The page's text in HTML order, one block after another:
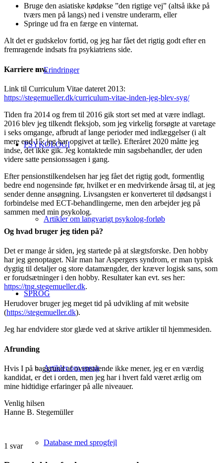
Erindringer
PSYKOLOGI
Artikler om langvarigt psykolog-forløb
SPROG
Artikler om sprog
Database med sprogfejl
Bruge den asiatiske kødøkse ”den rigtige vej” (altså ikke på
tværs men på langs) ned i venstre underarm, eller
Springe ud fra en færge en vinternat.
Alt det er gudskelov fortid, og jeg har fået det rigtig godt efter en
fremragende indsats fra psykiatriens side.
Karriere mv.
Link til Curriculum Vitae dateret 2013:
https://stegemueller.dk/curriculum-vitae-inden-jeg-blev-syg/
Tiden fra 2014 og frem til 2016 gik stort set med at være indlagt.
2016 blev jeg tilkendt fleksjob, som jeg virkelig forsøgte at varetage
i seks omgange, afbrudt af lange perioder med indlæggelser (i alt
mere end 15; jeg har opgivet at tælle). Efteråret 2020 måtte jeg
indse, det ikke gik. Jeg kontaktede min sagsbehandler, der uden
videre satte pensionssagen i gang.
Efter pensionstilkendelsen har jeg fået det rigtig godt, formentlig
bedre end nogensinde før, hvilket er en medvirkende årsag til, at jeg
sender denne ansøgning. Livsangsten er konverteret til dødsangst i
forbindelse med ECT-behandlingerne, men den arbejder jeg på
sammen med min psykolog.
Og hvad bruger jeg tiden på?
Det er mange år siden, jeg startede på at slægtsforske. Den hobby
har jeg genoptaget. Når man har Aspergers syndrom, er man typisk
dygtig til detaljer og store datamængder, der kræver logisk sans, som
er forudsætninger i den hobby. Resultater kan evt. ses her:
https://tng.stegemueller.dk.
Herudover bruger jeg meget tid på udvikling af mit website
(https://stegemueller.dk).
Jeg har endvidere stor glæde ved at skrive artikler til hjemmesiden.
Afrunding
Hvis I på baggrund af ovenstående ikke mener, jeg er en værdig
kandidat, er det i orden, men jeg har i hvert fald været ærlig om
mine hidtidige erfaringer på alle niveauer.
Venlig hilsen
Hanne B. Stegemüller
1 svar